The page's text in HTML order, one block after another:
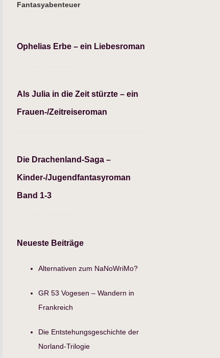
Fantasyabenteuer
Ophelias Erbe – ein Liebesroman
Als Julia in die Zeit stürzte – ein
Frauen-/Zeitreiseroman
Die Drachenland-Saga –
Kinder-/Jugendfantasyroman
Band 1-3
Neueste Beiträge
Alternativen zum NaNoWriMo?
GR 53 Vogesen – Wandern in
Frankreich
Die Entstehungsgeschichte der
Norland-Trilogie